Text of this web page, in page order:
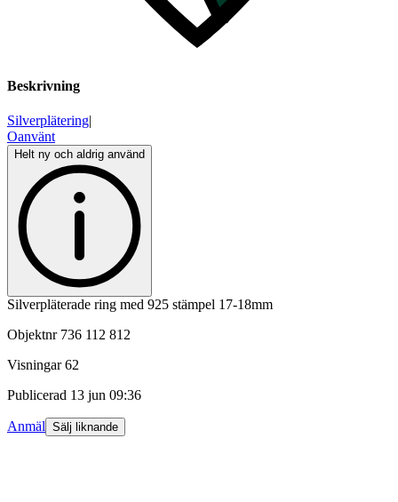
Beskrivning
Silverplätering|
Oanvänt
Helt ny och aldrig använd
Silverpläterade ring med 925 stämpel 17-18mm
Objektnr 736 112 812
Visningar 62
Publicerad 13 jun 09:36
Anmäl Sälj liknande